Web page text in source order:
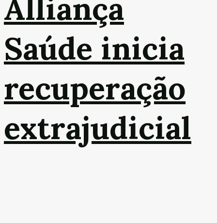
Alliança
Saúde inicia
recuperação
extrajudicial